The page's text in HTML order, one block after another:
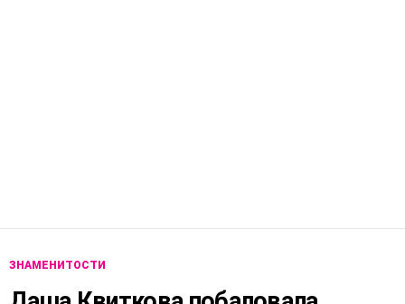
ЗНАМЕНИТОСТИ